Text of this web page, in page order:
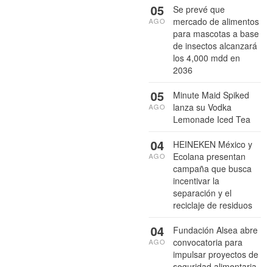
Se prevé que
mercado de alimentos
para mascotas a base
de insectos alcanzará
los 4,000 mdd en
2036
05
AGO
Minute Maid Spiked
lanza su Vodka
Lemonade Iced Tea
05
AGO
HEINEKEN México y
Ecolana presentan
campaña que busca
incentivar la
separación y el
reciclaje de residuos
04
AGO
Fundación Alsea abre
convocatoria para
impulsar proyectos de
04
AGO